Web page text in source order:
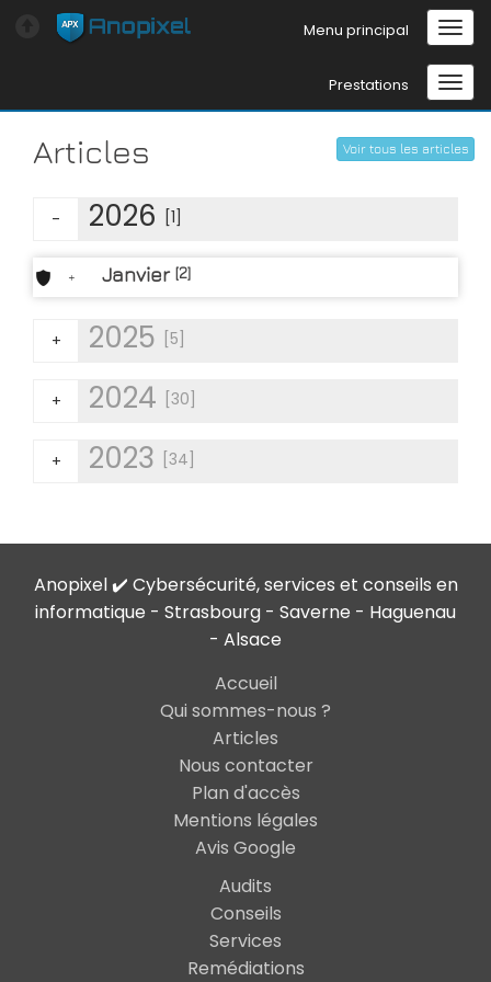
Menu principal
Prestations
Articles Voir tous les articles
- 2026 [1]
+ Janvier [2]
+ 2025 [5]
+ 2024 [30]
+ 2023 [34]
Anopixel ✔️ Cybersécurité, services et conseils en
informatique - Strasbourg - Saverne - Haguenau
- Alsace
Accueil
Qui sommes-nous ?
Articles
Nous contacter
Plan d'accès
Mentions légales
Avis Google
Audits
Conseils
Services
Remédiations